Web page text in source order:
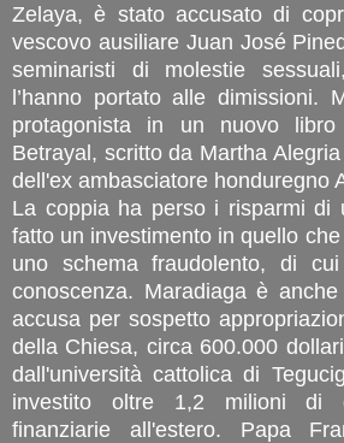
Zelaya, è stato accusato di
vescovo ausiliare Juan José
seminaristi di molestie
l’hanno portato alle dimissioni.
protagonista in un nuovo
Betrayal, scritto da Martha
dell'ex ambasciatore honduregno
La coppia ha perso i risparmi di
fatto un investimento in quello
uno schema fraudolento, di
conoscenza. Maradiaga è
accusa per sospetto
della Chiesa, circa 600.000
dall'università cattolica di
investito oltre 1,2 milioni di
finanziarie all'estero. Papa